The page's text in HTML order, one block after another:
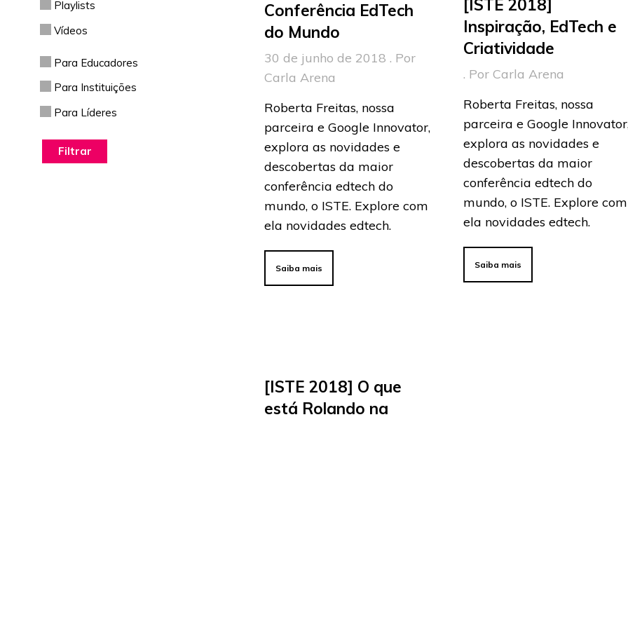
Playlists
Vídeos
Para Educadores
Para Instituições
Para Líderes
Conferência EdTech
do Mundo
30 de junho de 2018 . Por
Carla Arena
Roberta Freitas, nossa
parceira e Google Innovator,
explora as novidades e
descobertas da maior
conferência edtech do
mundo, o ISTE. Explore com
ela novidades edtech.
Saiba mais
[ISTE 2018]
Inspiração, EdTech e
Criatividade
. Por Carla Arena
Roberta Freitas, nossa
parceira e Google
explora as novidades e
descobertas da maior
conferência edtech do
mundo, o ISTE. Explore com
ela novidades edtech.
Saiba mais
[ISTE 2018] O que
está Rolando na